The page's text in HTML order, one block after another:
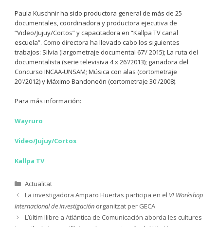
Paula Kuschnir ha sido productora general de más de 25
documentales, coordinadora y productora ejecutiva de
“Video/Jujuy/Cortos” y capacitadora en “Kallpa TV canal
escuela”. Como directora ha llevado cabo los siguientes
trabajos: Silvia (largometraje documental 67’/ 2015); La ruta del
documentalista (serie televisiva 4 x 26'/2013); ganadora del
Concurso INCAA-UNSAM; Música con alas (cortometraje
20'/2012) y Máximo Bandoneón (cortometraje 30'/2008).
Para más información:
Wayruro
Video/Jujuy/Cortos
Kallpa TV
Categories
Actualitat
La investigadora Amparo Huertas participa en el VI Workshop
internacional de investigación organitzat per GECA
L’últim llibre a Atlántica de Comunicación aborda les cultures